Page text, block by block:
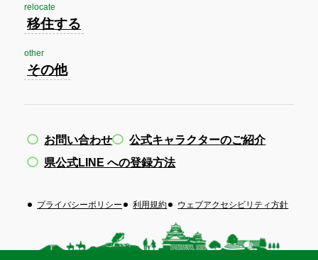
relocate
移住する
other
その他
お問い合わせ
公式キャラクターのご紹介
県公式LINE への登録方法
プライバシーポリシー 利用規約 ウェブアクセシビリティ方針